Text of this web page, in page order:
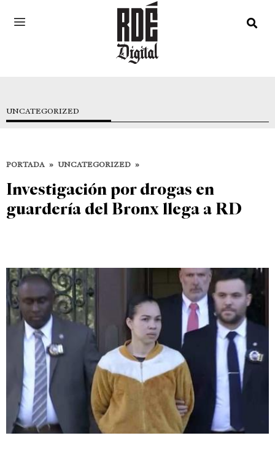
UNCATEGORIZED
PORTADA » UNCATEGORIZED »
Investigación por drogas en
guardería del Bronx llega a RD